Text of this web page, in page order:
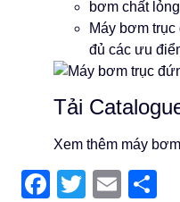
bơm chất
Máy bơm
đủ các ưu
Tải
Xem thêm máy
Facebook
TwitterEmail